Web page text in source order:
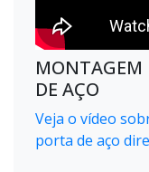
MONTAGEM
DE AÇO
Veja o vídeo
porta de aço